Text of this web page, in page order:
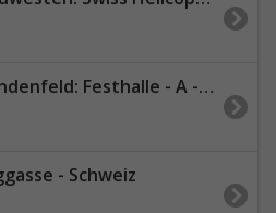
Festhalle - A - Public
- Schweiz